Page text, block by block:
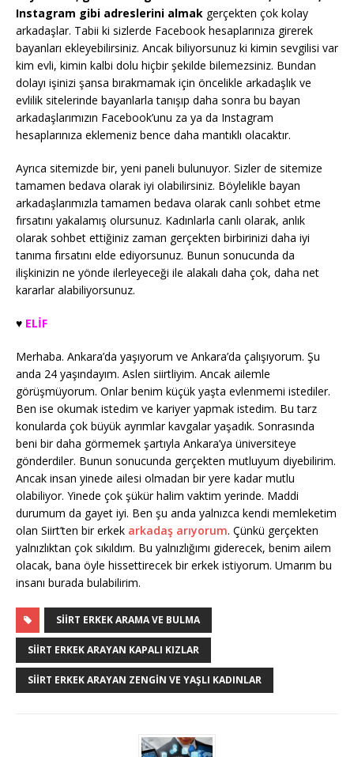
Instagram gibi adreslerini almak gerçekten çok kolay
arkadaşlar. Tabii ki sizlerde Facebook hesaplarınıza girerek
bayanları ekleyebilirsiniz. Ancak biliyorsunuz ki kimin sevgilisi var
kim evli, kimin kalbi dolu hiçbir şekilde bilemezsiniz. Bundan
dolayı işinizi şansa bırakmamak için öncelikle arkadaşlık ve
evlilik sitelerinde bayanlarla tanışıp daha sonra bu bayan
arkadaşlarımızın Facebook’unu za ya da Instagram
hesaplarınıza eklemeniz bence daha mantıklı olacaktır.
Ayrıca sitemizde bir, yeni paneli bulunuyor. Sizler de sitemize
tamamen bedava olarak iyi olabilirsiniz. Böylelikle bayan
arkadaşlarımızla tamamen bedava olarak canlı sohbet etme
fırsatını yakalamış olursunuz. Kadınlarla canlı olarak, anlık
olarak sohbet ettiğiniz zaman gerçekten birbirinizi daha iyi
tanıma fırsatını elde ediyorsunuz. Bunun sonucunda da
ilişkinizin ne yönde ilerleyeceği ile alakalı daha çok, daha net
kararlar alabiliyorsunuz.
♥️ ELİF
Merhaba. Ankara’da yaşıyorum ve Ankara’da çalışıyorum. Şu
anda 24 yaşındayım. Aslen siirtliyim. Ancak ailemle
görüşmüyorum. Onlar benim küçük yaşta evlenmemi istediler.
Ben ise okumak istedim ve kariyer yapmak istedim. Bu tarz
konularda çok büyük ayrımlar kavgalar yaşadık. Sonrasında
beni bir daha görmemek şartıyla Ankara’ya üniversiteye
gönderdiler. Bunun sonucunda gerçekten mutluyum diyebilirim.
Ancak insan yinede ailesi olmadan bir yere kadar mutlu
olabiliyor. Yinede çok şükür halim vaktim yerinde. Maddi
durumum da gayet iyi. Ben şu anda yalnızca kendi memleketim
olan Siirt’ten bir erkek arkadaş arıyorum. Çünkü gerçekten
yalnızlıktan çok sıkıldım. Bu yalnızlığımı giderecek, benim ailem
olacak, bana öyle hissettirecek bir erkek istiyorum. Umarım bu
insanı burada bulabilirim.
SIIRT ERKEK ARAMA VE BULMA
SIIRT ERKEK ARAYAN KAPALI KIZLAR
SIIRT ERKEK ARAYAN ZENGIN VE YAŞLI KADINLAR